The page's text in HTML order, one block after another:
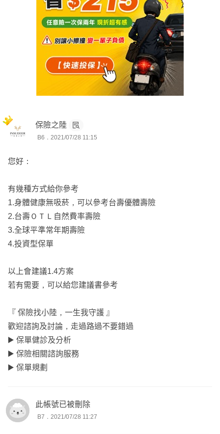
保險之陸
B6．2021/07/28 11:15
您好：
有幾種方式給你參考
1.身體健康無吸菸，可以參考台壽優體壽險
2.台壽ＯＴＬ自然費率壽險
3.全球平準常年期壽險
4.投資型保單
以上會建議1.4方案
若有需要，可以給您建議書參考
『 保險找小陸，一生我守護 』
歡迎諮詢及討論，走過路過不要錯過
▶️ 保單健診及分析
▶️ 保險相關諮詢服務
▶️ 保單規劃
此帳號已被刪除
B7．2021/07/28 11:27